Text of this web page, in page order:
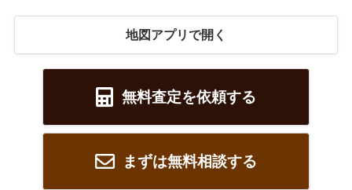
地図アプリで開く
無料査定を依頼する
まずは無料相談する